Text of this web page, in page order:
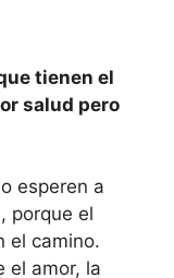
tienen el
salud pero
esperen a
porque el
el camino.
el amor, la